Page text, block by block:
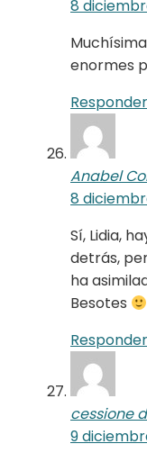
8
enormes
Responder
Anabel
8
Sí, Lidia,
detrás,
ha
Besotes
Responder
cessione
9